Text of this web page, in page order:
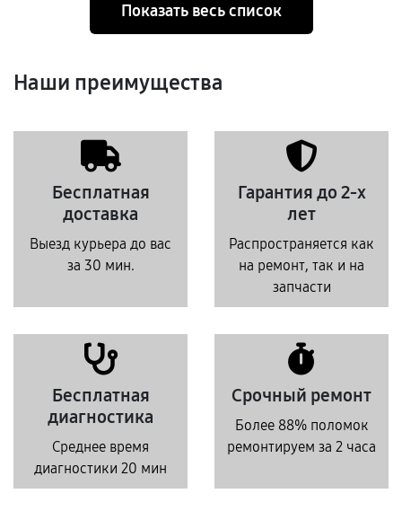
Показать весь список
Наши преимущества
Бесплатная
доставка
Выезд курьера до вас
за 30 мин.
Гарантия до 2-х
лет
Распространяется как
на ремонт, так и на
запчасти
Бесплатная
диагностика
Среднее время
диагностики 20 мин
Срочный ремонт
Более 88% поломок
ремонтируем за 2 часа